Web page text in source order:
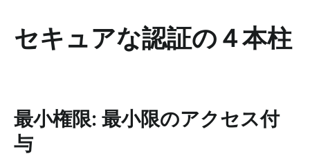
セキュアな認証の４本柱
最小権限: 最小限のアクセス付
与